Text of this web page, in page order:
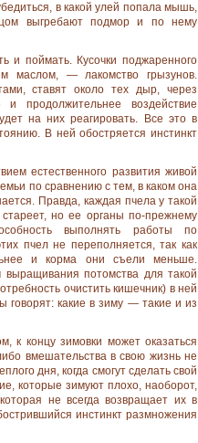
в какой улей попала мышь,
выгребают подмор и по нему
и поймать. Кусочки поджаренного
маслом, — лакомство грызунов.
ста­вят около тех дыр, через
воздействие
на них реагировать. Все это в
В ней обостряется инстинкт
естественного развития живой
по сравнению с тем, в каком она
Правда, каждая пчела у такой
но ее органы по-прежнему
выполнять работы по
пчел не переполняется, так как
и корма они съели мень­ше.
потомства для такой
очистить кишечник) в ней
гово­рят: какие в зиму — такие и из
к концу зимовки может оказаться
вмешательства в свою жизнь не
дня, когда смогут сделать свой
которые зимуют плохо, наобо­рот,
не всегда возвращает их в
инстинкт размножения